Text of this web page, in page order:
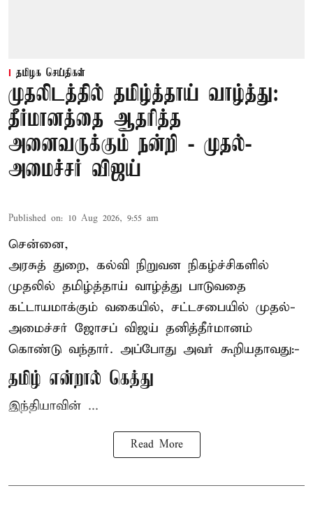
தமிழக செய்திகள்
முதலிடத்தில் தமிழ்த்தாய் வாழ்த்து:
தீர்மானத்தை ஆதரித்த
அனைவருக்கும் நன்றி - முதல்-
அமைச்சர் விஜய்
Published on: 10 Aug 2026, 9:55 am
சென்னை,
அரசுத் துறை, கல்வி நிறுவன நிகழ்ச்சிகளில்
முதலில் தமிழ்த்தாய் வாழ்த்து பாடுவதை
கட்டாயமாக்கும் வகையில், சட்டசபையில் முதல்-
அமைச்சர் ஜோசப் விஜய் தனித்தீர்மானம்
கொண்டு வந்தார். அப்போது அவர் கூறியதாவது:-
தமிழ் என்றால் கெத்து
இந்தியாவின் ...
Read More